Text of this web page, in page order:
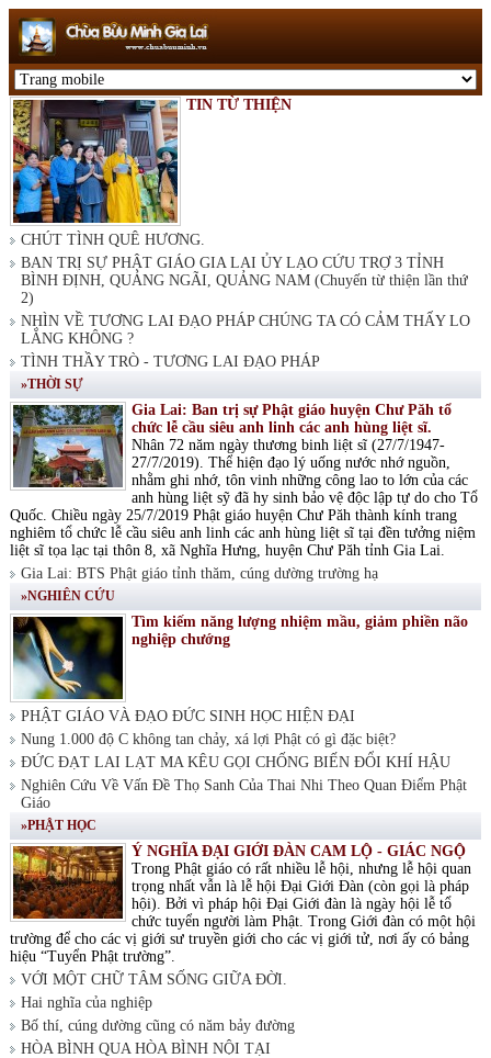
TIN TỪ THIỆN
CHÚT TÌNH QUÊ HƯƠNG.
BAN TRỊ SỰ PHẬT GIÁO GIA LAI ỦY LẠO CỨU TRỢ 3 TỈNH
BÌNH ĐỊNH, QUẢNG NGÃI, QUẢNG NAM (Chuyến từ thiện lần thứ
2)
NHÌN VỀ TƯƠNG LAI ĐẠO PHÁP CHÚNG TA CÓ CẢM THẤY LO
LẮNG KHÔNG ?
TÌNH THẦY TRÒ - TƯƠNG LAI ĐẠO PHÁP
»THỜI SỰ
Gia Lai: Ban trị sự Phật giáo huyện Chư Păh tổ
chức lễ cầu siêu anh linh các anh hùng liệt sĩ.
Nhân 72 năm ngày thương binh liệt sĩ (27/7/1947-
27/7/2019). Thể hiện đạo lý uống nước nhớ nguồn,
nhằm ghi nhớ, tôn vinh những công lao to lớn của các
anh hùng liệt sỹ đã hy sinh bảo vệ độc lập tự do cho Tổ
Quốc. Chiều ngày 25/7/2019 Phật giáo huyện Chư Păh thành kính trang
nghiêm tổ chức lễ cầu siêu anh linh các anh hùng liệt sĩ tại đền tưởng niệm
liệt sĩ tọa lạc tại thôn 8, xã Nghĩa Hưng, huyện Chư Păh tỉnh Gia Lai.
Gia Lai: BTS Phật giáo tỉnh thăm, cúng dường trường hạ
»NGHIÊN CỨU
Tìm kiếm năng lượng nhiệm mầu, giảm phiền não
nghiệp chướng
PHẬT GIÁO VÀ ĐẠO ĐỨC SINH HỌC HIỆN ĐẠI
Nung 1.000 độ C không tan chảy, xá lợi Phật có gì đặc biệt?
ĐỨC ĐẠT LAI LẠT MA KÊU GỌI CHỐNG BIẾN ĐỔI KHÍ HẬU
Nghiên Cứu Về Vấn Đề Thọ Sanh Của Thai Nhi Theo Quan Điểm Phật
Giáo
»PHẬT HỌC
Ý NGHĨA ĐẠI GIỚI ĐÀN CAM LỘ - GIÁC NGỘ
Trong Phật giáo có rất nhiều lễ hội, nhưng lễ hội quan
trọng nhất vẫn là lễ hội Đại Giới Đàn (còn gọi là pháp
hội). Bởi vì pháp hội Đại Giới đàn là ngày hội lễ tổ
chức tuyển người làm Phật. Trong Giới đàn có một hội
trường để cho các vị giới sư truyền giới cho các vị giới tử, nơi ấy có bảng
hiệu “Tuyển Phật trường”.
VỚI MỘT CHỮ TÂM SỐNG GIỮA ĐỜI.
Hai nghĩa của nghiệp
Bố thí, cúng dường cũng có năm bảy đường
HÒA BÌNH QUA HÒA BÌNH NỘI TẠI